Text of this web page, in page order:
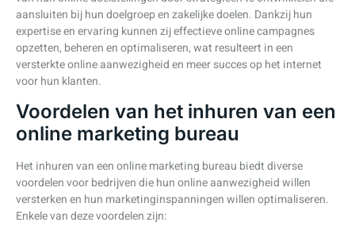
aansluiten bij hun doelgroep en zakelijke doelen. Dankzij hun
expertise en ervaring kunnen zij effectieve online campagnes
opzetten, beheren en optimaliseren, wat resulteert in een
versterkte online aanwezigheid en meer succes op het internet
voor hun klanten.
Voordelen van het inhuren van een
online marketing bureau
Het inhuren van een online marketing bureau biedt diverse
voordelen voor bedrijven die hun online aanwezigheid willen
versterken en hun marketinginspanningen willen optimaliseren.
Enkele van deze voordelen zijn: